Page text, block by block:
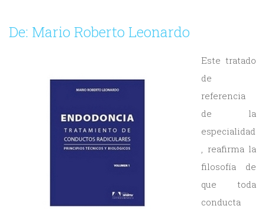
De: Mario Roberto Leonardo
Este tratado
de
referencia
de la
especialidad
, reafirma la
filosofía de
que toda
conducta